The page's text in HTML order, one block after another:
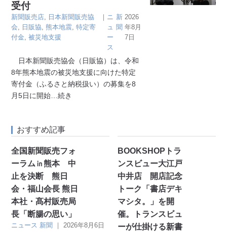
受付
新聞販売店, 日本新聞販売協
会, 日販協, 熊本地震,特定寄
付金,被災地支援
｜ ニ
ュ
ー
ス
新
聞
2026
年8月
7日
日本新聞販売協会（日販協）は、令和
8年熊本地震の被災地支援に向けた特定
寄付金（ふるさと納税扱い）の募集を8
月5日に開始 …続き
おすすめ記事
全国新聞販売フォ
ーラム㏌熊本 中
止を決断 熊日
会・福山会長 熊日
本社・髙村販売局
長「断腸の思い」
ニュース 新聞 ｜2026年8月6日
BOOKSHOPトラ
ンスビュー大江戸
中井店 開店記念
トーク「書店デキ
マシタ。」を開
催。トランスビュ
ーが仕掛ける新書